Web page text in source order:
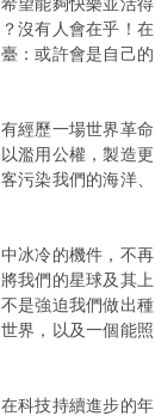
沒有人會在乎！在
：或許會是自己的
經歷一場世界革命
濫用公權，製造更
污染我們的海洋、
冰冷的機件，不再
我們的星球及其上
是強迫我們做出種
界，以及一個能照
科技持續進步的年